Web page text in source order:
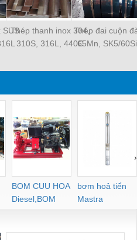
SUSThép thanh inox 304,
310S, 316L, 440C
Thép đai cuộn
65Mn, SK5/
BOM CUU HOA
Diesel,BOM
CHUA CHAY
bơm hoả tiển
Mastra
›